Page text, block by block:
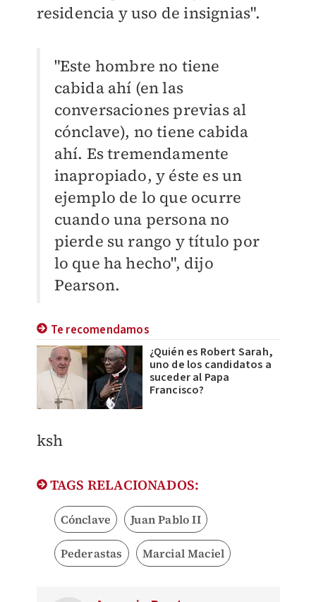
residencia y uso de insignias".
"Este hombre no tiene
cabida ahí (en las
conversaciones previas al
cónclave), no tiene cabida
ahí. Es tremendamente
inapropiado, y éste es un
ejemplo de lo que ocurre
cuando una persona no
pierde su rango y título por
lo que ha hecho", dijo
Pearson.
Te recomendamos
¿Quién es Robert Sarah,
uno de los candidatos a
suceder al Papa
Francisco?
ksh
TAGS RELACIONADOS:
Cónclave Juan Pablo II
Pederastas Marcial Maciel